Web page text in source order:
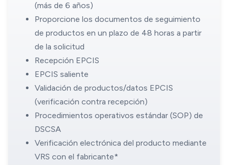
(más de 6 años)
Proporcione los documentos de seguimiento
de productos en un plazo de 48 horas a partir
de la solicitud
Recepción EPCIS
EPCIS saliente
Validación de productos/datos EPCIS
(verificación contra recepción)
Procedimientos operativos estándar (SOP) de
DSCSA
Verificación electrónica del producto mediante
VRS con el fabricante*